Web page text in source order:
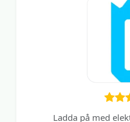
Ladda på med